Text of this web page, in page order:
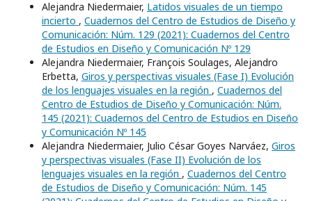
Alejandra Niedermaier, Latidos visuales de un tiempo
incierto , Cuadernos del Centro de Estudios de Diseño y
Comunicación: Núm. 129 (2021): Cuadernos del Centro
de Estudios en Diseño y Comunicación Nº 129
Alejandra Niedermaier, François Soulages, Alejandro
Erbetta, Giros y perspectivas visuales (Fase I) Evolución
de los lenguajes visuales en la región , Cuadernos del
Centro de Estudios de Diseño y Comunicación: Núm.
145 (2021): Cuadernos del Centro de Estudios en Diseño
y Comunicación Nº 145
Alejandra Niedermaier, Julio César Goyes Narváez, Giros
y perspectivas visuales (Fase II) Evolución de los
lenguajes visuales en la región , Cuadernos del Centro
de Estudios de Diseño y Comunicación: Núm. 145